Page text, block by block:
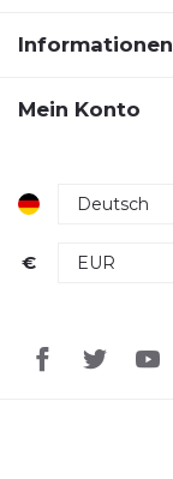
Informationen
Mein Konto
€